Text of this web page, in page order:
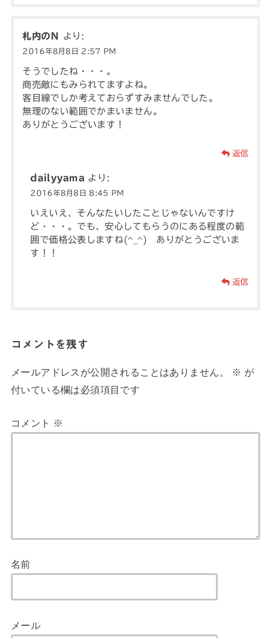
札内のＮ より:
2016年8月8日 2:57 PM
そうでしたね・・・。
商売敵にもみられてますよね。
客目線でしか考えておらずすみませんでした。
無理のない範囲でかまいません。
ありがとうございます！
返信
dailyyama より:
2016年8月8日 8:45 PM
いえいえ、そんなたいしたことじゃないんですけ
ど・・・。でも、安心してもらうのにある程度の範
囲で価格公表しますね(^_^) ありがとうございま
す！！
返信
コメントを残す
メールアドレスが公開されることはありません。 ※ が
付いている欄は必須項目です
コメント ※
名前
メール